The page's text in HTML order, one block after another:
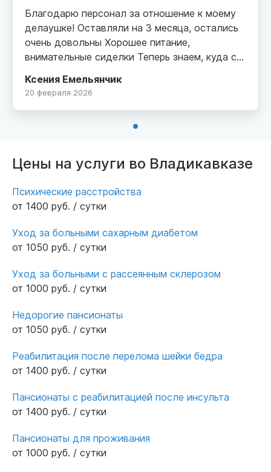
Благодарю персонал за отношение к моему
делаушке! Оставляли на 3 месяца, остались
очень довольны Хорошее питание,
внимательные сиделки Теперь знаем, куда с
Ксения Емельянчик
20 февраля 2026
Цены на услуги во Владикавказе
Психические расстройства
от 1400 руб. / сутки
Уход за больными сахарным диабетом
от 1050 руб. / сутки
Уход за больными с рассеянным склерозом
от 1000 руб. / сутки
Недорогие пансионаты
от 1050 руб. / сутки
Реабилитация после перелома шейки бедра
от 1400 руб. / сутки
Пансионаты с реабилитацией после инсульта
от 1400 руб. / сутки
Пансионаты для проживания
от 1000 руб. / сутки